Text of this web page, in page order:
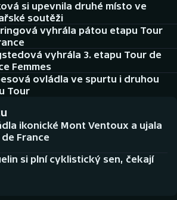
si upevnila druhé místo ve
soutěži
vyhrála pátou etapu Tour
vyhrála 3. etapu Tour de
Femmes
ovládla ve spurtu i druhou
Tour
ikonické Mont Ventoux a ujala
France
si plní cyklistický sen, čekají